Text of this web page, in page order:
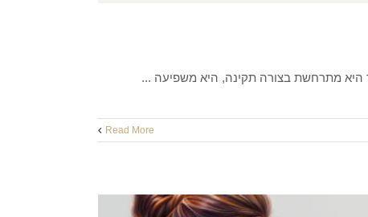
היא מתרחשת בצורה תקינה, היא משפיעה ...
Read More